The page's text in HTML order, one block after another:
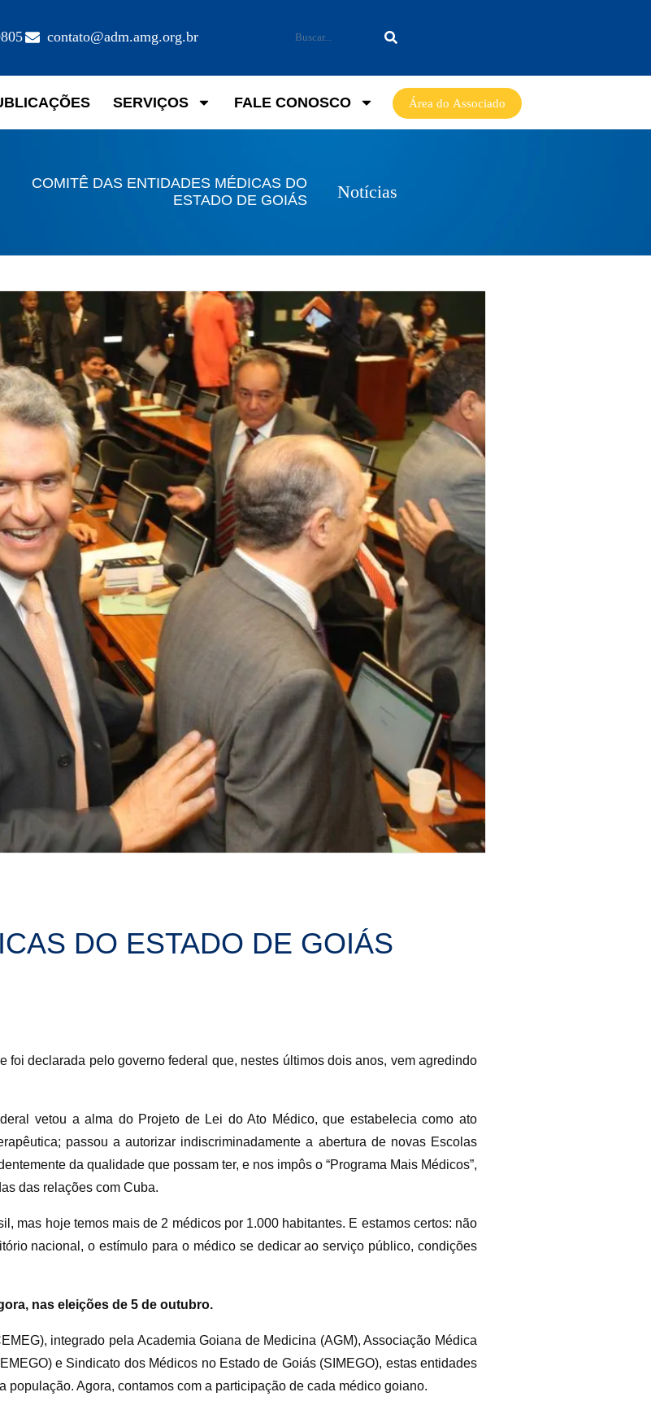
contato@adm.amg.org.br
SERVIÇOS FALE CONOSCO Área do Associado
COMITÊ DAS ENTIDADES MÉDICAS DO
ESTADO DE GOIÁS
Notícias
DO ESTADO DE GOIÁS
declarada pelo governo federal que, nestes últimos dois anos, vem agredindo
vetou a alma do Projeto de Lei do Ato Médico, que estabelecia como ato
passou a autorizar indiscriminadamente a abertura de novas Escolas
da qualidade que possam ter, e nos impôs o “Programa Mais Médicos”,
das relações com Cuba.
mas hoje temos mais de 2 médicos por 1.000 habitantes. E estamos certos: não
nacional, o estímulo para o médico se dedicar ao serviço público, condições
nas eleições de 5 de outubro.
integrado pela Academia Goiana de Medicina (AGM), Associação Médica
e Sindicato dos Médicos no Estado de Goiás (SIMEGO), estas entidades
Agora, contamos com a participação de cada médico goiano.